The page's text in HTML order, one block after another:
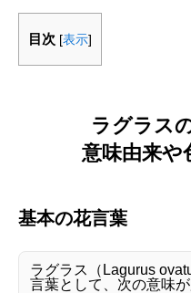
目次 [表示]
ラグラス
意味由来や
基本の花言葉
ラグラス（Lagurus
言葉として、次の意味